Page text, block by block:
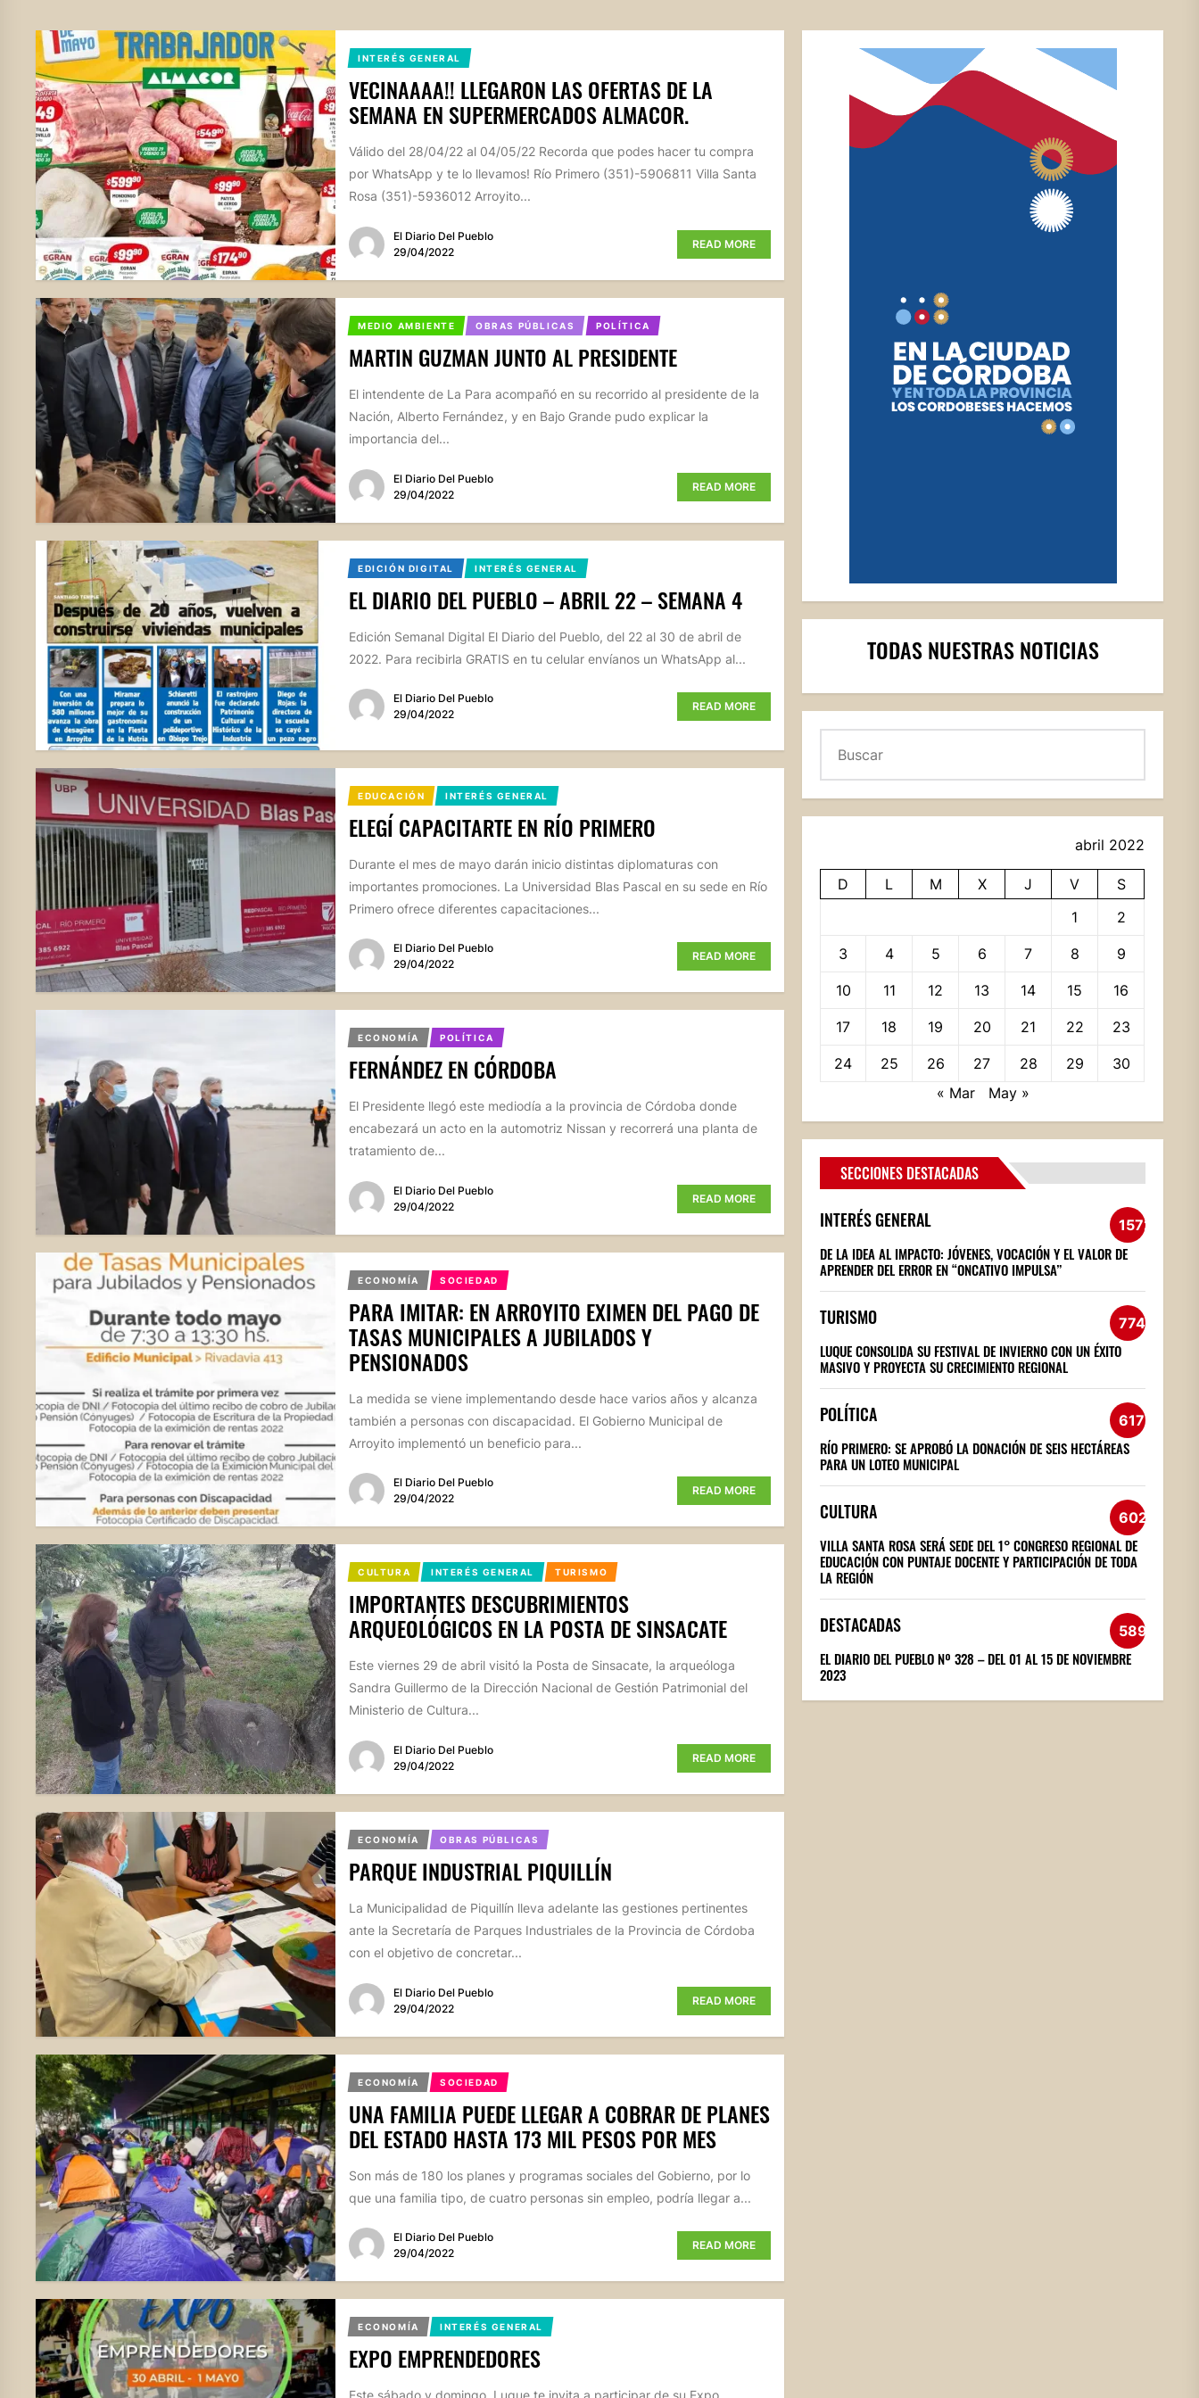
INTERÉS GENERAL
VECINAAAA!! LLEGARON LAS OFERTAS DE LA
SEMANA EN SUPERMERCADOS ALMACOR.
Válido del 28/04/22 al 04/05/22 Recorda que podes hacer tu compra
por WhatsApp y te lo llevamos! Río Primero (351)-5906811 Villa Santa
Rosa (351)-5936012 Arroyito...
El Diario Del Pueblo
29/04/2022
READ MORE
MEDIO AMBIENTE OBRAS PÚBLICAS POLÍTICA
MARTIN GUZMAN JUNTO AL PRESIDENTE
El intendente de La Para acompañó en su recorrido al presidente de la
Nación, Alberto Fernández, y en Bajo Grande pudo explicar la
importancia del...
El Diario Del Pueblo
29/04/2022
READ MORE
EDICIÓN DIGITAL INTERÉS GENERAL
EL DIARIO DEL PUEBLO – ABRIL 22 – SEMANA 4
Edición Semanal Digital El Diario del Pueblo, del 22 al 30 de abril de
2022. Para recibirla GRATIS en tu celular envíanos un WhatsApp al...
El Diario Del Pueblo
29/04/2022
READ MORE
EDUCACIÓN INTERÉS GENERAL
ELEGÍ CAPACITARTE EN RÍO PRIMERO
Durante el mes de mayo darán inicio distintas diplomaturas con
importantes promociones. La Universidad Blas Pascal en su sede en Río
Primero ofrece diferentes capacitaciones...
El Diario Del Pueblo
29/04/2022
READ MORE
ECONOMÍA POLÍTICA
FERNÁNDEZ EN CÓRDOBA
El Presidente llegó este mediodía a la provincia de Córdoba donde
encabezará un acto en la automotriz Nissan y recorrerá una planta de
tratamiento de...
El Diario Del Pueblo
29/04/2022
READ MORE
ECONOMÍA SOCIEDAD
PARA IMITAR: EN ARROYITO EXIMEN DEL PAGO DE
TASAS MUNICIPALES A JUBILADOS Y
PENSIONADOS
La medida se viene implementando desde hace varios años y alcanza
también a personas con discapacidad. El Gobierno Municipal de
Arroyito implementó un beneficio para...
El Diario Del Pueblo
29/04/2022
READ MORE
CULTURA INTERÉS GENERAL TURISMO
IMPORTANTES DESCUBRIMIENTOS
ARQUEOLÓGICOS EN LA POSTA DE SINSACATE
Este viernes 29 de abril visitó la Posta de Sinsacate, la arqueóloga
Sandra Guillermo de la Dirección Nacional de Gestión Patrimonial del
Ministerio de Cultura...
El Diario Del Pueblo
29/04/2022
READ MORE
ECONOMÍA OBRAS PÚBLICAS
PARQUE INDUSTRIAL PIQUILLÍN
La Municipalidad de Piquillín lleva adelante las gestiones pertinentes
ante la Secretaría de Parques Industriales de la Provincia de Córdoba
con el objetivo de concretar...
El Diario Del Pueblo
29/04/2022
READ MORE
ECONOMÍA SOCIEDAD
UNA FAMILIA PUEDE LLEGAR A COBRAR DE PLANES
DEL ESTADO HASTA 173 MIL PESOS POR MES
Son más de 180 los planes y programas sociales del Gobierno, por lo
que una familia tipo, de cuatro personas sin empleo, podría llegar a...
El Diario Del Pueblo
29/04/2022
READ MORE
ECONOMÍA INTERÉS GENERAL
EXPO EMPRENDEDORES
TODAS NUESTRAS NOTICIAS
abril 2022
D L M X J V
S
1
2
3 4 5 6 7 8 9
10 11 12 13 14 15 16
17 18 19 20 21 22 23
24 25 26 27 28 29
30
« Mar
May »
SECCIONES DESTACADAS
INTERÉS GENERAL 1572
DE LA IDEA AL IMPACTO: JÓVENES, VOCACIÓN Y EL VALOR DE
APRENDER DEL ERROR EN “ONCATIVO IMPULSA”
TURISMO 774
LUQUE CONSOLIDA SU FESTIVAL DE INVIERNO CON UN ÉXITO
MASIVO Y PROYECTA SU CRECIMIENTO REGIONAL
POLÍTICA 617
RÍO PRIMERO: SE APROBÓ LA DONACIÓN DE SEIS HECTÁREAS
PARA UN LOTEO MUNICIPAL
CULTURA 602
VILLA SANTA ROSA SERÁ SEDE DEL 1° CONGRESO REGIONAL DE
EDUCACIÓN CON PUNTAJE DOCENTE Y PARTICIPACIÓN DE TODA
LA REGIÓN
DESTACADAS 589
EL DIARIO DEL PUEBLO Nº 328 – DEL 01 AL 15 DE NOVIEMBRE
2023